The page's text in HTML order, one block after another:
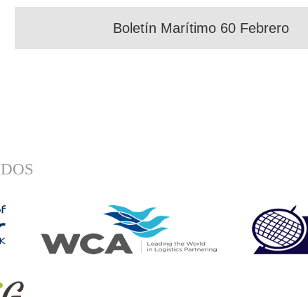
Boletín Marítimo 60 Febrero